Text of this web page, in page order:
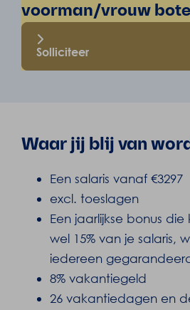
voorman/vrouw
Solliciteer
Waar jij blij van
Een salaris vanaf €3297
excl. toeslagen
Een jaarlijkse bonus
wel 15% van je salaris,
iedereen
8% vakantiegeld
26 vakantiedagen en